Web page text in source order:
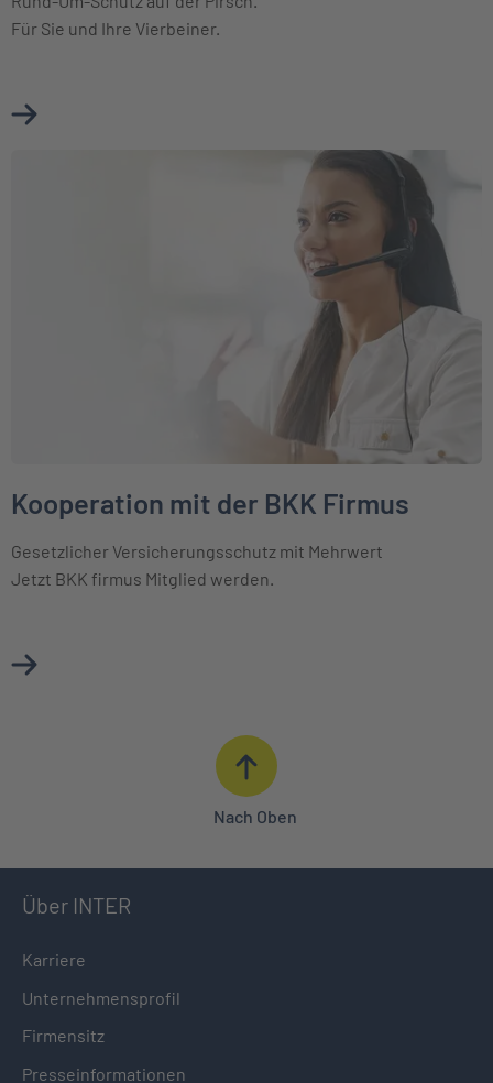
Für Sie und Ihre Vierbeiner.
Mehr über Jagdhaftpflichtversicherung erfahren
Kooperation mit der BKK Firmus
Gesetzlicher Versicherungsschutz mit Mehrwert
Jetzt BKK firmus Mitglied werden.
Mehr über Kooperation mit der BKK Firmus erfahren
Nach Oben
Über INTER
Karriere
Unternehmensprofil
Firmensitz
Presseinformationen